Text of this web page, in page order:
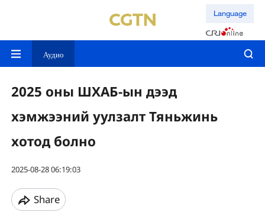
Language
Аудио
2025 оны ШХАБ-ын дээд
хэмжээний уулзалт Тяньжинь
хотод болно
2025-08-28 06:19:03
Share